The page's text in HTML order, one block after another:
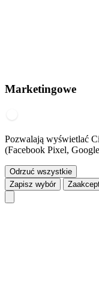
Marketingowe
Pozwalają wyświetlać
(Facebook Pixel,
Odrzuć wszystkie
Zapisz wybór